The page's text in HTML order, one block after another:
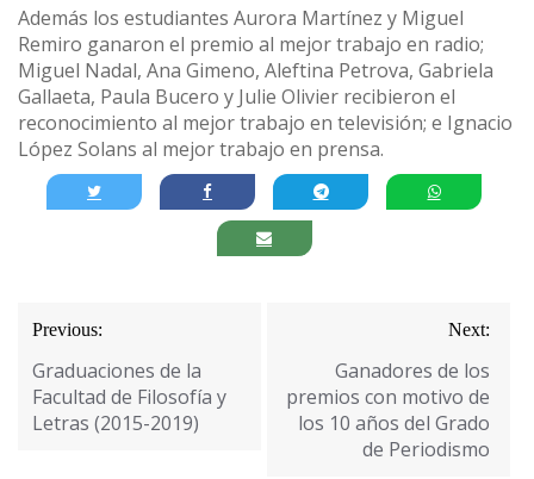
Además los estudiantes Aurora Martínez y Miguel
Remiro ganaron el premio al mejor trabajo en radio;
Miguel Nadal, Ana Gimeno, Aleftina Petrova, Gabriela
Gallaeta, Paula Bucero y Julie Olivier recibieron el
reconocimiento al mejor trabajo en televisión; e Ignacio
López Solans al mejor trabajo en prensa.
Navegación
de
entradas
Previous:
Graduaciones de la
Facultad de Filosofía y
Letras (2015-2019)
Next:
Ganadores de los
premios con motivo de
los 10 años del Grado
de Periodismo